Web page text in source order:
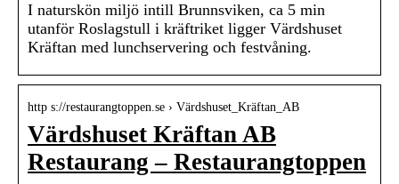
I naturskön miljö intill Brunnsviken, ca 5 min
utanför Roslagstull i kräftriket ligger Värdshuset
Kräftan med lunchservering och festvåning.
http s://restaurangtoppen.se › Värdshuset_Kräftan_AB
Värdshuset Kräftan AB
Restaurang – Restaurangtoppen